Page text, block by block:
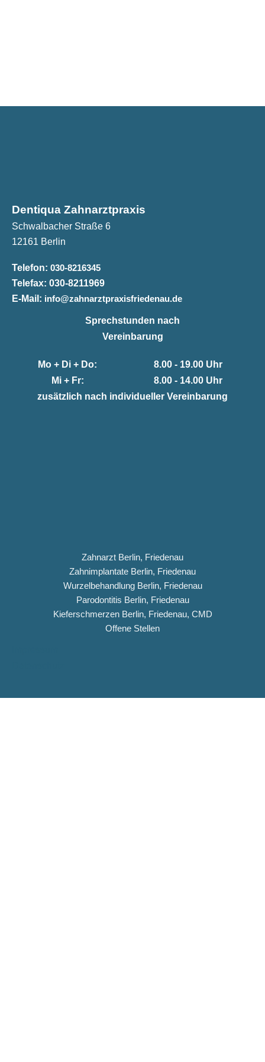
Dentiqua Zahnarztpraxis
Schwalbacher Straße 6
12161 Berlin
Telefon: 030-8216345
Telefax: 030-8211969
E-Mail: info@zahnarztpraxisfriedenau.de
Sprechstunden nach
Vereinbarung
Mo + Di + Do:
8.00 - 19.00 Uhr
Mi + Fr:
8.00 - 14.00 Uhr
zusätzlich nach individueller Vereinbarung
Zahnarzt Berlin, Friedenau
Zahnimplantate Berlin, Friedenau
Wurzelbehandlung Berlin, Friedenau
Parodontitis Berlin, Friedenau
Kieferschmerzen Berlin, Friedenau, CMD
Offene Stellen